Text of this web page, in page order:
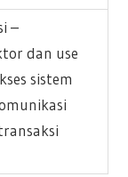
–
dan use
sistem